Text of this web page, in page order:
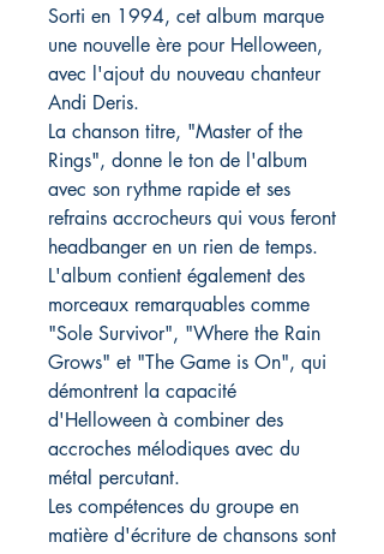
Sorti en 1994, cet album marque
une nouvelle ère pour Helloween,
avec l'ajout du nouveau chanteur
Andi Deris.
La chanson titre, "Master of the
Rings", donne le ton de l'album
avec son rythme rapide et ses
refrains accrocheurs qui vous feront
headbanger en un rien de temps.
L'album contient également des
morceaux remarquables comme
"Sole Survivor", "Where the Rain
Grows" et "The Game is On", qui
démontrent la capacité
d'Helloween à combiner des
accroches mélodiques avec du
métal percutant.
Les compétences du groupe en
matière d'écriture de chansons sont